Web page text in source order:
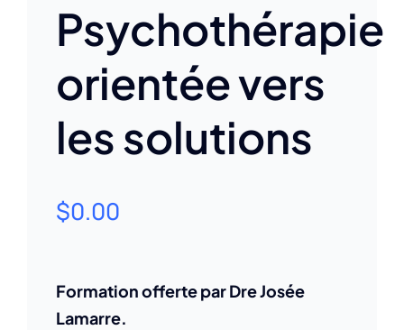
Psychothérapie
orientée vers
les solutions
$0.00
Formation offerte par Dre Josée
Lamarre.